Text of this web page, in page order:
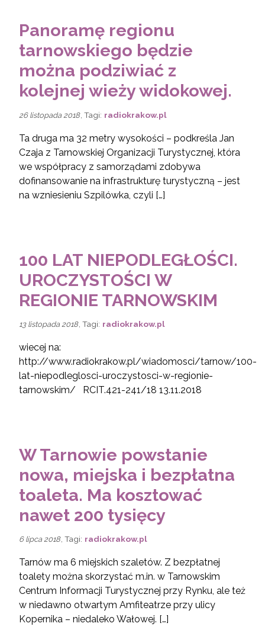
Panoramę regionu
tarnowskiego będzie
można podziwiać z
kolejnej wieży widokowej.
26 listopada 2018 , Tagi: radiokrakow.pl
Ta druga ma 32 metry wysokości – podkreśla Jan
Czaja z Tarnowskiej Organizacji Turystycznej, która
we współpracy z samorządami zdobywa
dofinansowanie na infrastrukturę turystyczną – jest
na wzniesieniu Szpilówka, czyli […]
100 LAT NIEPODLEGŁOŚCI.
UROCZYSTOŚCI W
REGIONIE TARNOWSKIM
13 listopada 2018 , Tagi: radiokrakow.pl
wiecej na:
http://www.radiokrakow.pl/wiadomosci/tarnow/100-
lat-niepodleglosci-uroczystosci-w-regionie-
tarnowskim/ RCIT.421-241/18 13.11.2018
W Tarnowie powstanie
nowa, miejska i bezpłatna
toaleta. Ma kosztować
nawet 200 tysięcy
6 lipca 2018 , Tagi: radiokrakow.pl
Tarnów ma 6 miejskich szaletów. Z bezpłatnej
toalety można skorzystać m.in. w Tarnowskim
Centrum Informacji Turystycznej przy Rynku, ale też
w niedawno otwartym Amfiteatrze przy ulicy
Kopernika – niedaleko Wałowej. […]